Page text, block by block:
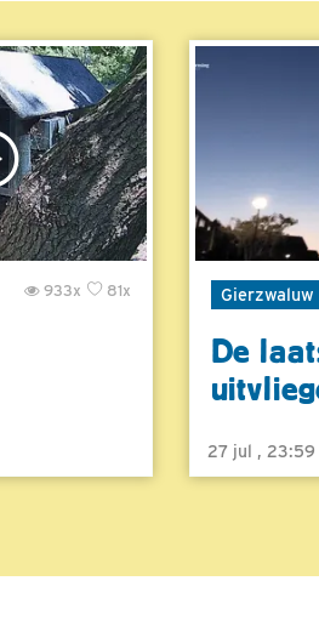
81x
933x Gierzwaluw
De
27 jul , 23:59